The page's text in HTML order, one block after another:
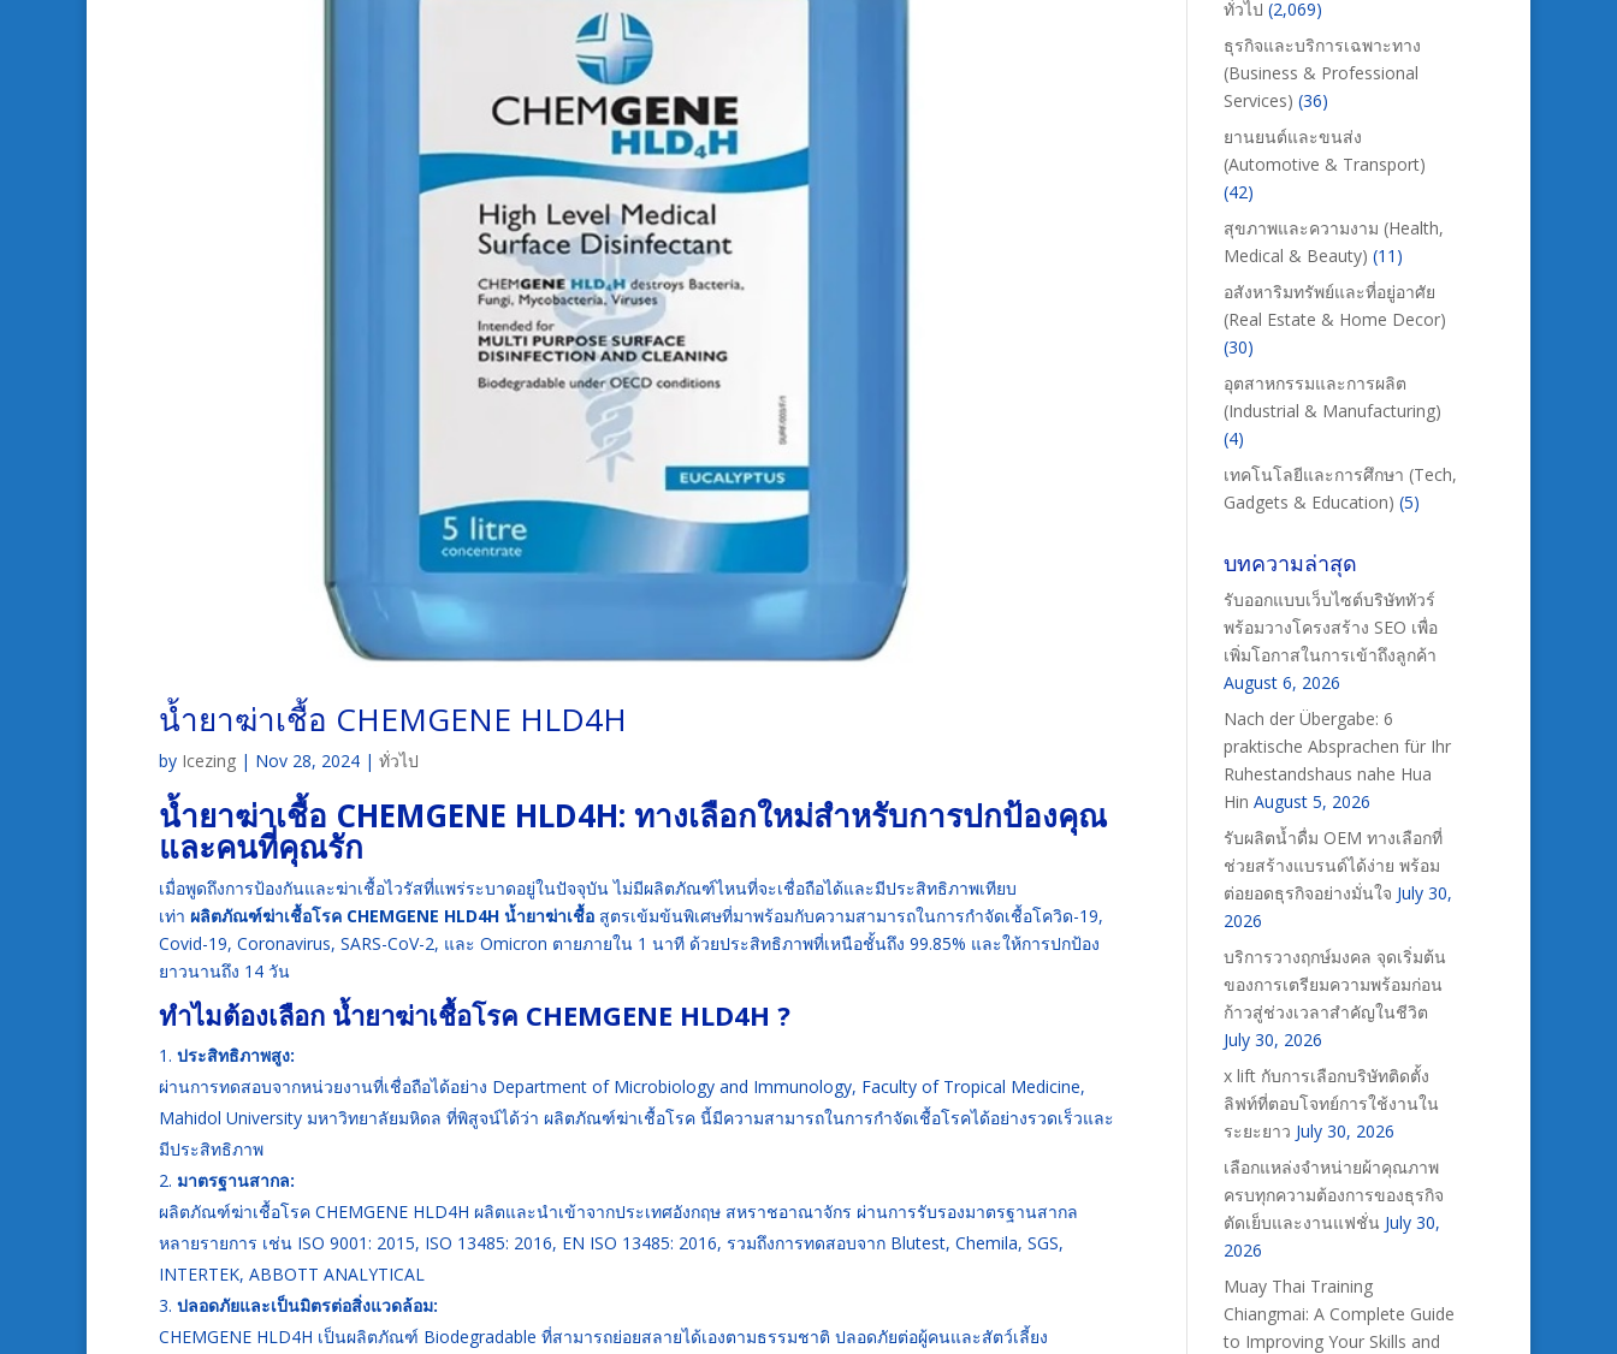
น้ำยาฆ่าเชื้อ CHEMGENE HLD4H
by Icezing | Nov 28, 2024 | ทั่วไป
น้ำยาฆ่าเชื้อ CHEMGENE HLD4H: ทางเลือกใหม่สำหรับการปกป้องคุณ
และคนที่คุณรัก
เมื่อพูดถึงการป้องกันและฆ่าเชื้อไวรัสที่แพร่ระบาดอยู่ในปัจจุบัน ไม่มีผลิตภัณฑ์ไหนที่จะเชื่อถือได้และมีประสิทธิภาพเทียบ
เท่า ผลิตภัณฑ์ฆ่าเชื้อโรค CHEMGENE HLD4H น้ำยาฆ่าเชื้อ สูตรเข้มข้นพิเศษที่มาพร้อมกับความสามารถในการกำจัดเชื้อโควิด-19,
Covid-19, Coronavirus, SARS-CoV-2, และ Omicron ตายภายใน 1 นาที ด้วยประสิทธิภาพที่เหนือชั้นถึง 99.85% และให้การปกป้อง
ยาวนานถึง 14 วัน
ทำไมต้องเลือก น้ำยาฆ่าเชื้อโรค CHEMGENE HLD4H ?
ประสิทธิภาพสูง:
ผ่านการทดสอบจากหน่วยงานที่เชื่อถือได้อย่าง Department of Microbiology and Immunology, Faculty of Tropical Medicine,
Mahidol University มหาวิทยาลัยมหิดล ที่พิสูจน์ได้ว่า ผลิตภัณฑ์ฆ่าเชื้อโรค นี้มีความสามารถในการกำจัดเชื้อโรคได้อย่างรวดเร็วและ
มีประสิทธิภาพ
มาตรฐานสากล:
ผลิตภัณฑ์ฆ่าเชื้อโรค CHEMGENE HLD4H ผลิตและนำเข้าจากประเทศอังกฤษ สหราชอาณาจักร ผ่านการรับรองมาตรฐานสากล
หลายรายการ เช่น ISO 9001: 2015, ISO 13485: 2016, EN ISO 13485: 2016, รวมถึงการทดสอบจาก Blutest, Chemila, SGS,
INTERTEK, ABBOTT ANALYTICAL
ปลอดภัยและเป็นมิตรต่อสิ่งแวดล้อม:
CHEMGENE HLD4H เป็นผลิตภัณฑ์ Biodegradable ที่สามารถย่อยสลายได้เองตามธรรมชาติ ปลอดภัยต่อผู้คนและสัตว์เลี้ยง
ทั่วไป (2,069)
ธุรกิจและบริการเฉพาะทาง
(Business & Professional
Services) (36)
ยานยนต์และขนส่ง
(Automotive & Transport)
(42)
สุขภาพและความงาม (Health,
Medical & Beauty) (11)
อสังหาริมทรัพย์และที่อยู่อาศัย
(Real Estate & Home Decor)
(30)
อุตสาหกรรมและการผลิต
(Industrial & Manufacturing)
(4)
เทคโนโลยีและการศึกษา (Tech,
Gadgets & Education) (5)
บทความล่าสุด
รับออกแบบเว็บไซต์บริษัททัวร์
พร้อมวางโครงสร้าง SEO เพื่อ
เพิ่มโอกาสในการเข้าถึงลูกค้า
August 6, 2026
Nach der Übergabe: 6
praktische Absprachen für Ihr
Ruhestandshaus nahe Hua
Hin August 5, 2026
รับผลิตน้ำดื่ม OEM ทางเลือกที่
ช่วยสร้างแบรนด์ได้ง่าย พร้อม
ต่อยอดธุรกิจอย่างมั่นใจ July 30,
2026
บริการวางฤกษ์มงคล จุดเริ่มต้น
ของการเตรียมความพร้อมก่อน
ก้าวสู่ช่วงเวลาสำคัญในชีวิต
July 30, 2026
x lift กับการเลือกบริษัทติดตั้ง
ลิฟท์ที่ตอบโจทย์การใช้งานใน
ระยะยาว July 30, 2026
เลือกแหล่งจำหน่ายผ้าคุณภาพ
ครบทุกความต้องการของธุรกิจ
ตัดเย็บและงานแฟชั่น July 30,
2026
Muay Thai Training
Chiangmai: A Complete Guide
to Improving Your Skills and